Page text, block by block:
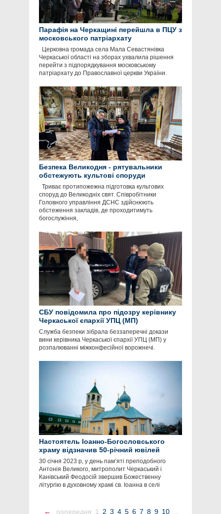
Парафія на Черкащині перейшла в ПЦУ з
московського патріархату
Церковна громада села Мала Севастянівка
Черкаської області на зборах ухвалила рішення
перейти з підпорядкування московському
патріархату до Православної церкви України.
Безпека Великодня - рятувальники
обстежують культові споруди
Триває протипожежна підготовка культових
споруд до Великодніх свят. Співробітники
Головного управління ДСНС здійснюють
обстеження закладів, де проходитимуть
богослужіння,
СБУ повідомила про підозру керівнику
Черкаської єпархії УПЦ (МП)
Служба безпеки зібрала беззаперечні докази
вини керівника Черкаської єпархії УПЦ (МП) у
розпалюванні міжконфесійної ворожнечі.
Настоятель Іоанно-Богословського
храму відзначив 50-річний ювілей
30 січня 2023 р, у день пам’яті преподобного
Антонія Великого, митрополит Черкаський і
Канівський Феодосій звершив Божественну
літургію в духовному храмі св. Іоанна в селі
← попередня 1 2 3 4 5 6 7 8 9 10 ...